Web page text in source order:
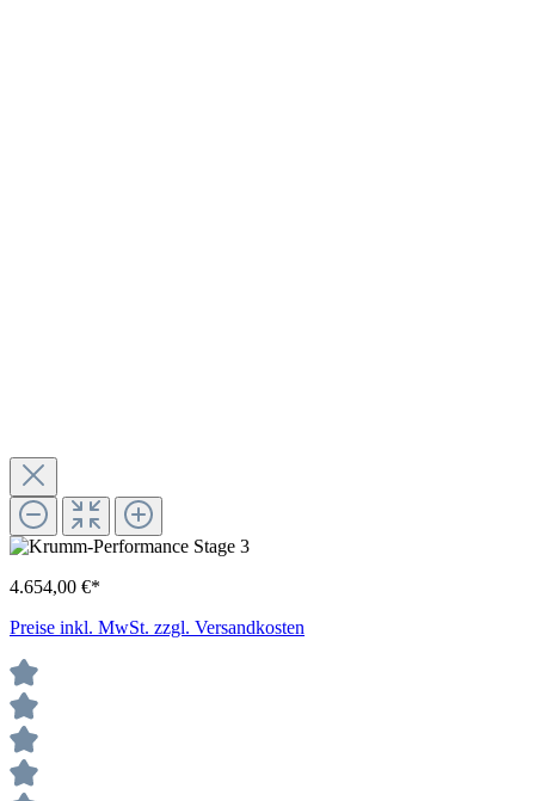
4.654,00 €*
Preise inkl. MwSt. zzgl. Versandkosten